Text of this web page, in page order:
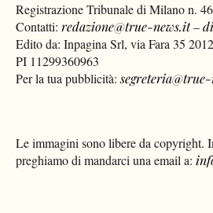
Registrazione Tribunale di Milano n.
Contatti:redazione@true-news.it–
Edito da: Inpagina Srl, via Fara 35
PI 11299360963
Per la tua pubblicità:
Le immagini sono libere da copyright.
preghiamo di mandarci una email a: